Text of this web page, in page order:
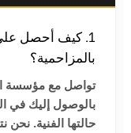
1. كيف أحصل
بالمزاحمية؟
تواصل مع مؤسسة
بالوصول إليك في
حالتها الفنية.